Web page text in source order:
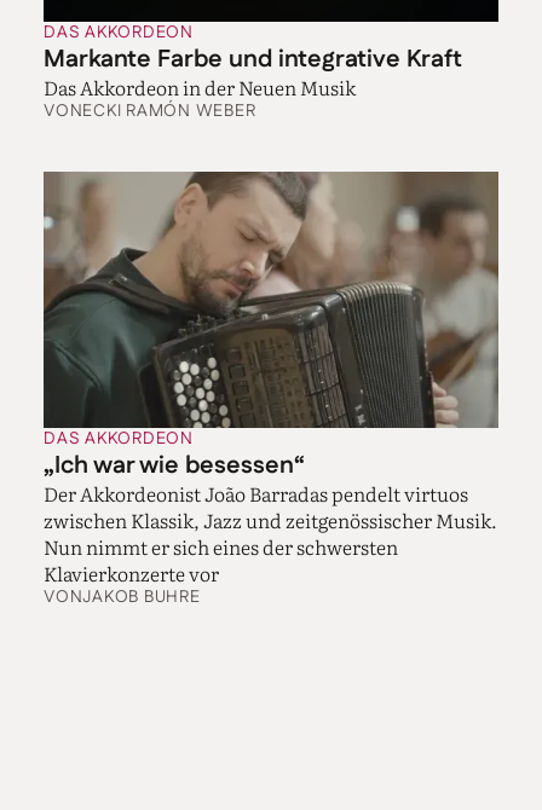
haben, gehen eher intuitiv vom Klang aus, ist ihre
Erfahrung, die deutschen Komponisten „wollen erst
mal alles sehr genau wissen“. So war Nicolaus A. Huber
neugierig, wie lang das Akkordeon den Ton hält.
wundere ich mich, wie wenig sich ihr Balg bewegt.
„Weil das so ein gutes Instrument ist“, sagt sie. „Das
verliert kaum Luft. Für ein Akkordeon ist es schon
sehr alt.“ Gebaut wurde es 1972 bei Hohner in
Trossingen, von Giovanni Gola, dem, wenn ich Mie
Mikis Schwärmen richtig deute, Antonio Stradivari
des Akkordeons. Wie lang ein Ton anhält, hängt auch
von den Registern ab – man kann wie bei der Orgel
verschiedene Chöre hinzuschalten. Beim Experiment
mit Huber und Pianissimo und Vierfuß dauerte es über
fünf Minuten, bis der Balg ganz geöffnet war!
Wie aber ist sie nun zum klassischen Akkordeon
gekommen – in Japan!? „Mein Vater hatte eine
Schwester, die Pianistin werden wollte. Und ich
glaube, die laute Überei und die Vorbereitung auf die
Wettbewerbe hat ihn ziemlich genervt. Ich bekam zu
meinem zweiten Geburtstag ein Toy Piano geschenkt.
DAS AKKORDEON
Markante Farbe und integrative Kraft
Das Akkordeon in der Neuen Musik
VONECKI RAMÓN WEBER
DAS AKKORDEON
„Ich war wie besessen“
Der Akkordeonist João Barradas pendelt virtuos
zwischen Klassik, Jazz und zeitgenössischer Musik.
Nun nimmt er sich eines der schwersten
Klavierkonzerte vor
VONJAKOB BUHRE